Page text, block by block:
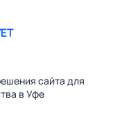
сайта для
в Уфе